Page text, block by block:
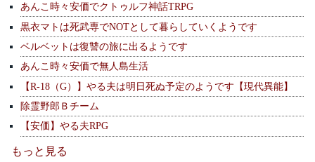
あんこ時々安価でクトゥルフ神話TRPG
黒衣マトは死武専でNOTとして暮らしていくようです
ベルベットは復讐の旅に出るようです
あんこ時々安価で無人島生活
【R-18（G）】やる夫は明日死ぬ予定のようです【現代異能】
除霊野郎Ｂチーム
【安価】やる夫RPG
もっと見る